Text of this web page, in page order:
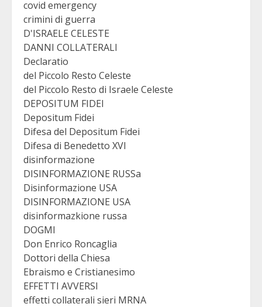
covid emergency
crimini di guerra
D'ISRAELE CELESTE
DANNI COLLATERALI
Declaratio
del Piccolo Resto Celeste
del Piccolo Resto di Israele Celeste
DEPOSITUM FIDEI
Depositum Fidei
Difesa del Depositum Fidei
Difesa di Benedetto XVI
disinformazione
DISINFORMAZIONE RUSSa
Disinformazione USA
DISINFORMAZIONE USA
disinformazkione russa
DOGMI
Don Enrico Roncaglia
Dottori della Chiesa
Ebraismo e Cristianesimo
EFFETTI AVVERSI
effetti collaterali sieri MRNA